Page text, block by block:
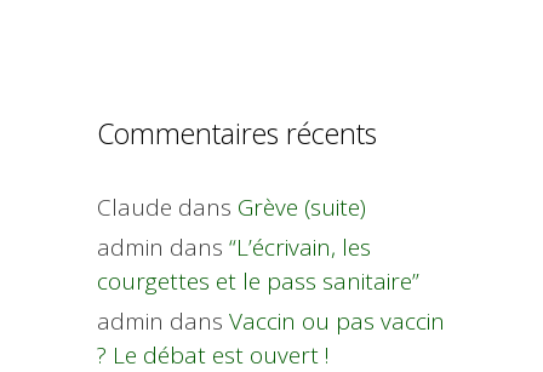
Commentaires récents
Claude dans Grève (suite)
admin dans “L’écrivain, les
courgettes et le pass sanitaire”
admin dans Vaccin ou pas vaccin
? Le débat est ouvert !